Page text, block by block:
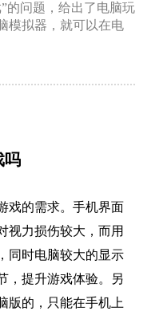
的问题，给出了电脑玩
模拟器，就可以在电
吗
戏的需求。手机界面
视力损伤较大，而用
同时电脑较大的显示
，提升游戏体验。另
版的，只能在手机上